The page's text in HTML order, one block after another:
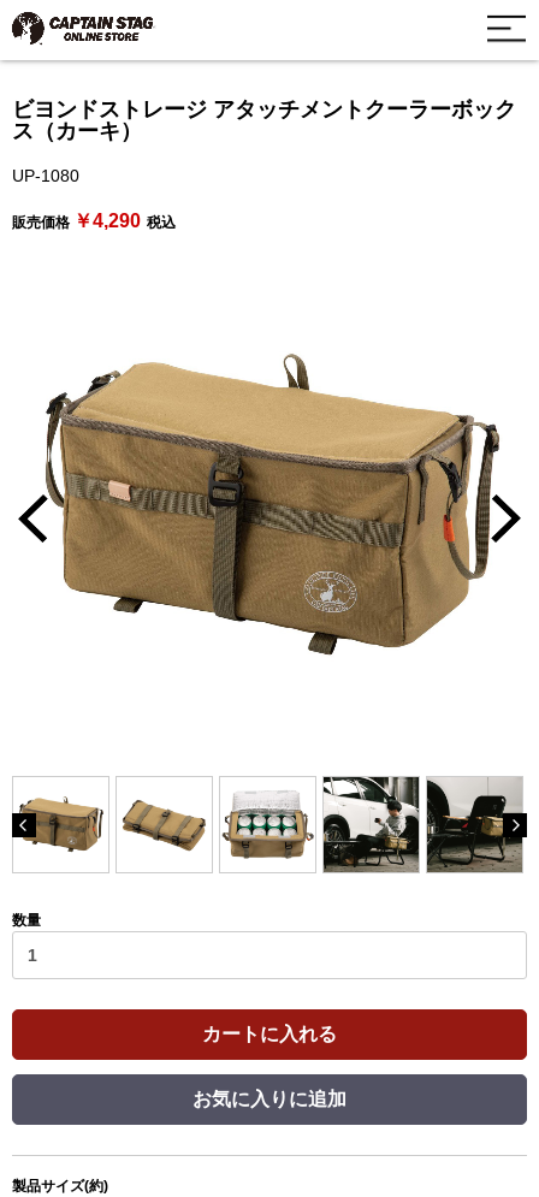
ビヨンドストレージ アタッチメントクーラーボック
ス（カーキ）
UP-1080
販売価格 ￥4,290 税込
数量
カートに入れる
お気に入りに追加
製品サイズ(約)